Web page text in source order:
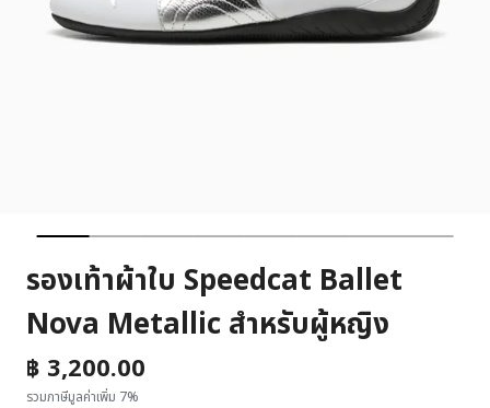
รองเท้าผ้าใบ Speedcat Ballet
Nova Metallic สำหรับผู้หญิง
฿ 3,200.00
รวมภาษีมูลค่าเพิ่ม 7%